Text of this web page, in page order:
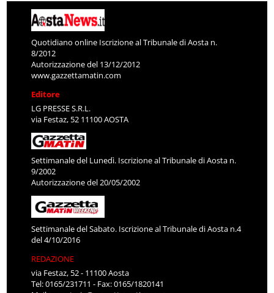
Quotidiano online Iscrizione al Tribunale di Aosta n.
8/2012
Autorizzazione del 13/12/2012
www.gazzettamatin.com
Editore
LG PRESSE S.R.L.
via Festaz, 52 11100 AOSTA
Settimanale del Lunedì. Iscrizione al Tribunale di Aosta n.
9/2002
Autorizzazione del 20/05/2002
Settimanale del Sabato. Iscrizione al Tribunale di Aosta n.4
del 4/10/2016
REDAZIONE
via Festaz, 52 - 11100 Aosta
Tel: 0165/231711 - Fax: 0165/1820141